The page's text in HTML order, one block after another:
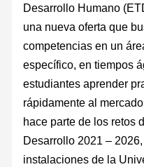
Desarrollo Humano
una nueva oferta que
competencias en un
específico, en tiempos
estudiantes aprender
rápidamente al
hace parte de los retos
Desarrollo 2021 –
instalaciones de la